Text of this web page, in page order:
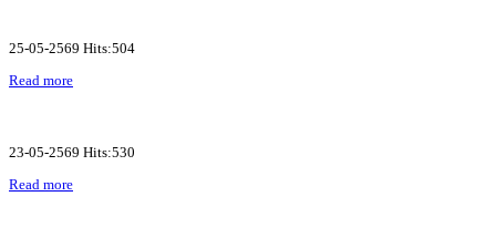
25-05-2569 Hits:504
Read more
23-05-2569 Hits:530
Read more